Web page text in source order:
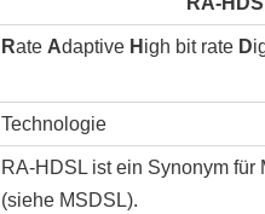
Rate Adaptive H igh bit rate D
Technologie
RA-HDSL ist ein Synonym für
(siehe MSDSL).